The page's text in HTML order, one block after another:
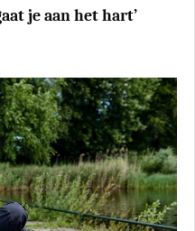
je aan het hart’